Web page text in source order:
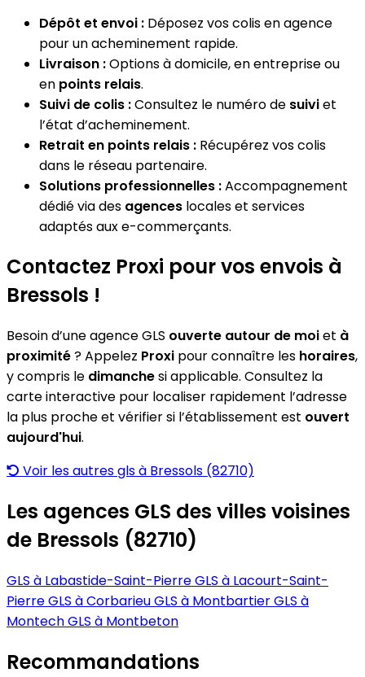
Dépôt et envoi : Déposez vos colis en agence
pour un acheminement rapide.
Livraison :Options à domicile, en entreprise ou
en points relais.
Suivi de colis :Consultez le numéro de suiviet
l’état d’acheminement.
Retrait en points relais : Récupérez vos colis
dans le réseau partenaire.
Solutions professionnelles :Accompagnement
dédié via des agences locales et services
adaptés aux e-commerçants.
Contactez Proxi pour vos envois à
Bressols !
Besoin d’une agence GLS ouverte autour de moiet à
proximité? Appelez Proxi pour connaître les horaires,
y compris le dimanchesi applicable. Consultez la
carte interactive pour localiser rapidement l’adresse
la plus proche et vérifier si l’établissement est ouvert
aujourd'hui.
Voir les autres gls à Bressols (82710)
Les agences GLS des villes voisines
de Bressols (82710)
GLS à Labastide-Saint-PierreGLS à Lacourt-Saint-
PierreGLS à CorbarieuGLS à MontbartierGLS à
MontechGLS à Montbeton
Recommandations